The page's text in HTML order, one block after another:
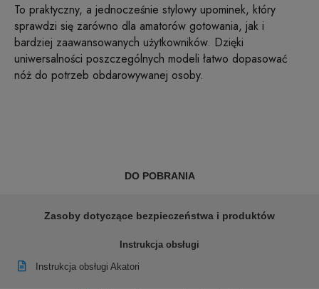
To praktyczny, a jednocześnie stylowy upominek, który
sprawdzi się zarówno dla amatorów gotowania, jak i
bardziej zaawansowanych użytkowników. Dzięki
uniwersalności poszczególnych modeli łatwo dopasować
nóż do potrzeb obdarowywanej osoby.
DO POBRANIA
Zasoby dotyczące bezpieczeństwa i produktów
Instrukcja obsługi
Instrukcja obsługi Akatori